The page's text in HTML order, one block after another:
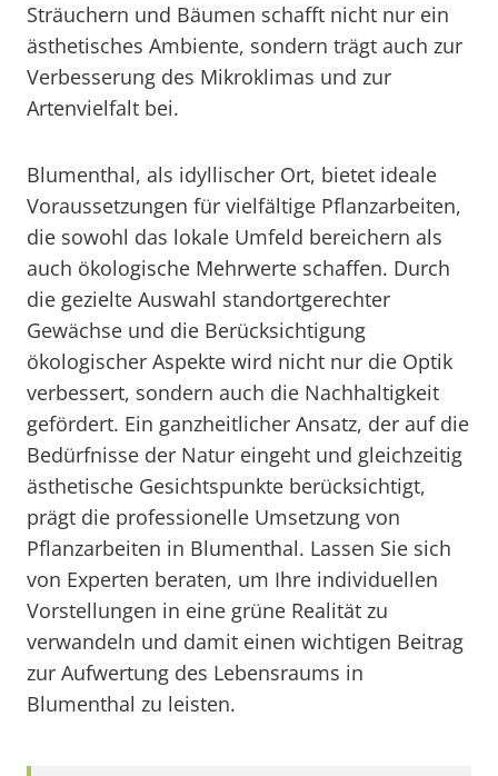
Sträuchern und Bäumen schafft nicht nur ein
ästhetisches Ambiente, sondern trägt auch zur
Verbesserung des Mikroklimas und zur
Artenvielfalt bei.
Blumenthal, als idyllischer Ort, bietet ideale
Voraussetzungen für vielfältige Pflanzarbeiten,
die sowohl das lokale Umfeld bereichern als
auch ökologische Mehrwerte schaffen. Durch
die gezielte Auswahl standortgerechter
Gewächse und die Berücksichtigung
ökologischer Aspekte wird nicht nur die Optik
verbessert, sondern auch die Nachhaltigkeit
gefördert. Ein ganzheitlicher Ansatz, der auf die
Bedürfnisse der Natur eingeht und gleichzeitig
ästhetische Gesichtspunkte berücksichtigt,
prägt die professionelle Umsetzung von
Pflanzarbeiten in Blumenthal. Lassen Sie sich
von Experten beraten, um Ihre individuellen
Vorstellungen in eine grüne Realität zu
verwandeln und damit einen wichtigen Beitrag
zur Aufwertung des Lebensraums in
Blumenthal zu leisten.